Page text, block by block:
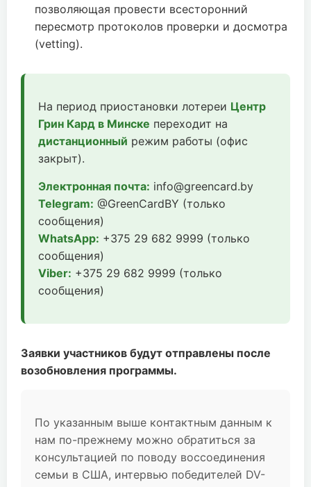
позволяющая провести всесторонний
пересмотр протоколов проверки и досмотра
(vetting).
На период приостановки лотереи Центр
Грин Кард в Минске переходит на
дистанционный режим работы (офис
закрыт).
Электронная почта: info@greencard.by
Telegram: @GreenCardBY (только
сообщения)
WhatsApp: +375 29 682 9999 (только
сообщения)
Viber: +375 29 682 9999 (только
сообщения)
Заявки участников будут отправлены после
возобновления программы.
По указанным выше контактным данным к
нам по-прежнему можно обратиться за
консультацией по поводу воссоединения
семьи в США, интервью победителей DV-